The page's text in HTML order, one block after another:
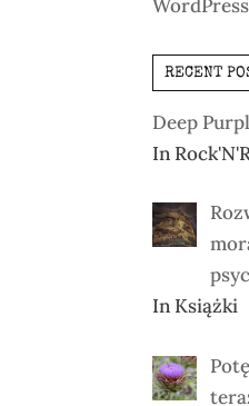
RECENT
Deep
In
In Książki